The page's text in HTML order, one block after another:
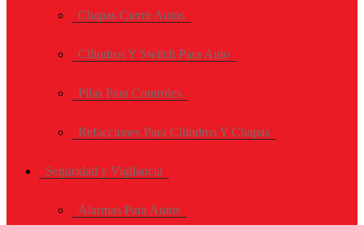
Chapas Cierre Autos
Cilindros Y Switch Para Auto
Pilas Para Controles
Refacciones Para Cilindros Y Chapas
Seguridad y Vigilancia
Alarmas Para Autos